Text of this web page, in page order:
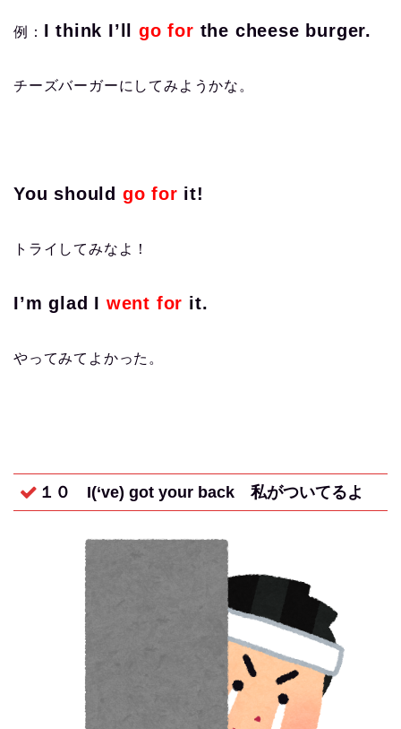
例： I think I’ll go for the cheese burger.
チーズバーガーにしてみようかな。
You should go for it!
トライしてみなよ！
I’m glad I went for it.
やってみてよかった。
１０ I(‘ve) got your back 私がついてるよ